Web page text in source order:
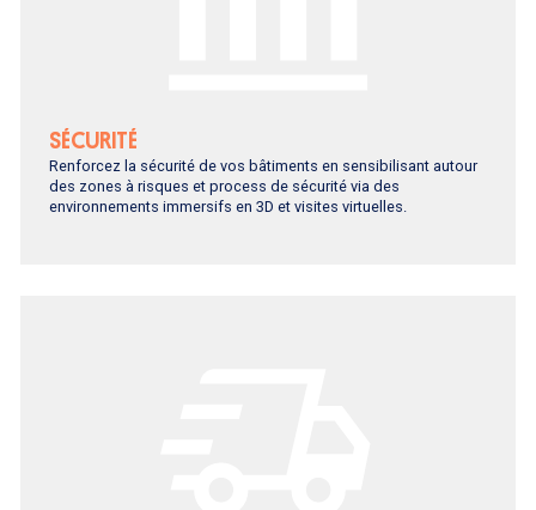
SÉCURITÉ
Renforcez la sécurité de vos bâtiments en sensibilisant autour
des zones à risques et process de sécurité via des
environnements immersifs en 3D et visites virtuelles.